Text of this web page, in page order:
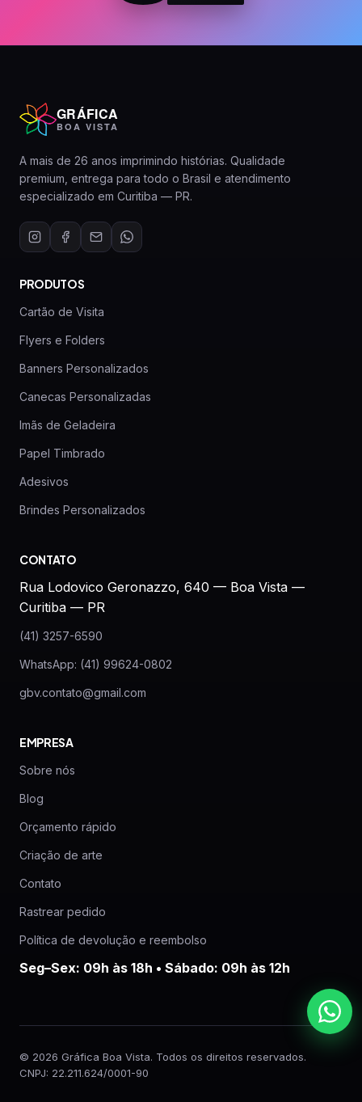
GRÁFICA
BOA VISTA
A mais de 26 anos imprimindo histórias. Qualidade
premium, entrega para todo o Brasil e atendimento
especializado em Curitiba — PR.
PRODUTOS
Cartão de Visita
Flyers e Folders
Banners Personalizados
Canecas Personalizadas
Imãs de Geladeira
Papel Timbrado
Adesivos
Brindes Personalizados
CONTATO
Rua Lodovico Geronazzo, 640 — Boa Vista —
Curitiba — PR
(41) 3257-6590
WhatsApp: (41) 99624-0802
gbv.contato@gmail.com
EMPRESA
Sobre nós
Blog
Orçamento rápido
Criação de arte
Contato
Rastrear pedido
Política de devolução e reembolso
Seg–Sex: 09h às 18h • Sábado: 09h às 12h
© 2026 Gráfica Boa Vista. Todos os direitos reservados.
CNPJ: 22.211.624/0001-90